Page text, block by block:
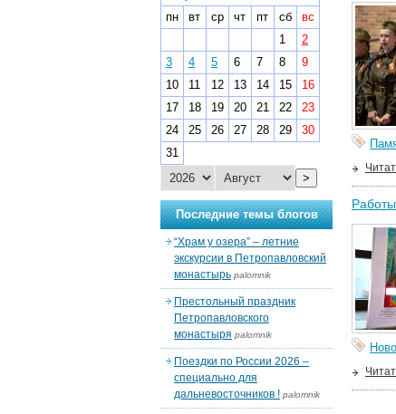
пн
вт ср чт пт сб
вс
1
2
3
4 5 6 7 8
9
10
11 12 13 14 15
16
17
18 19 20 21 22
23
24
25 26 27 28 29
30
31
>
Последние темы блогов
“Храм у озера” – летние
экскурсии в Петропавловский
монастырь palomnik
Престольный праздник
Петропавловского
монастыря palomnik
Поездки по России 2026 –
специально для
дальневосточников ! palomnik